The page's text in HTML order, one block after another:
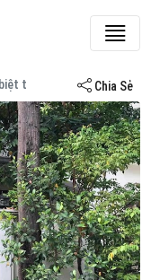
thự ở Hưng TháiChia Sẻ